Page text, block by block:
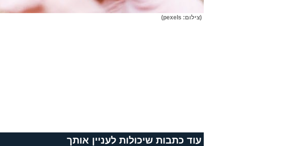
(צילום: pexels)
עוד כתבות שיכולות לעניין אותך